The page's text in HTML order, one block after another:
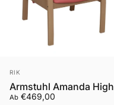
Anbieter:
RIK
Armstuhl Amanda High
Ab €469,00